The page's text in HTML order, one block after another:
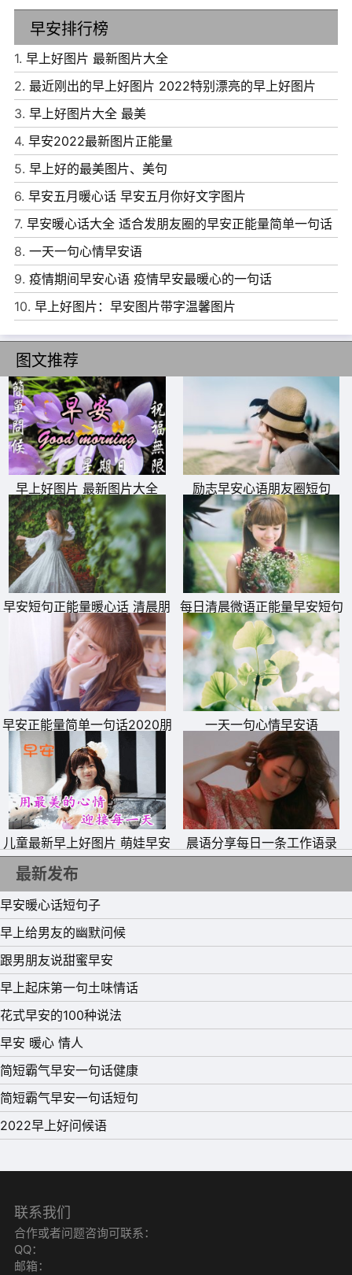
6、希望有一天你的笑容，全部发自内心。
7、别再为错过了什么而懊悔。你错过的人和事，别人才有
机会遇见，别人错过了，你才有机会拥有。人人都会错过，
人人都曾经错过，真正属于你的，永远不会错过。
8、我想将对你的感情，化作暖暖的阳光，期待那洒落的光
明能温暖你的心房。
9、让我们慢慢成为适合对方的人，手牵手走过属于我们的
春夏秋冬。
10、我们本是天堂的两棵树，相约来到尘世，你只在天堂耽
搁一天，我便已在人间苍老千年，只能用灵魂感觉你的春夏
秋冬。
11、幽怀情思送温馨，琴瑟箫笛绕梁音，情歌曲曲入画来，
素心傲雪古传今，冬寒尚未随冰去，早有佳音入君心。想
你，就在每一首乐曲里，吟唱着我今生的福分。
12、最好的时光，就是你喜欢我，我也喜欢你，可我们都还
没表白。
13、生活简单就迷人，人心简单就幸福。随着年龄的增大，
渐渐的也变得深沉起来，一切皆由心生，一切皆随心动，一
切皆附心往。眼不见心不烦。心存美好，则无可恼之事;心
存善良，则无可恨之人;心若简单，世间纷扰皆成空。
14、凌晨零一点，小雨下了一点，我把天空点了点，星星还
是有一点，空气里细密的相思点，是否连接了爱情的时间
点，亲爱的，能否点一点，幸福的笑脸。
15、我还是想不懂为何时光要让我们遇见爱上了却不能在一
起的人。
早安排行榜
1. 早上好图片 最新图片大全
2. 最近刚出的早上好图片 2022特别漂亮的早上好图片
3. 早上好图片大全 最美
4. 早安2022最新图片正能量
5. 早上好的最美图片、美句
6. 早安五月暖心话 早安五月你好文字图片
7. 早安暖心话大全 适合发朋友圈的早安正能量简单一句话
8. 一天一句心情早安语
9. 疫情期间早安心语 疫情早安最暖心的一句话
10. 早上好图片：早安图片带字温馨图片
图文推荐
早上好图片 最新图片大全 励志早安心语朋友圈短句
早安短句正能量暖心话 清晨朋
友圈励志语录
每日清晨微语正能量早安短句
早安正能量简单一句话2020朋
友圈
一天一句心情早安语
儿童最新早上好图片 萌娃早安
带字图片
晨语分享每日一条工作语录
最新发布
早安暖心话短句子
早上给男友的幽默问候
跟男朋友说甜蜜早安
早上起床第一句土味情话
花式早安的100种说法
早安 暖心 情人
简短霸气早安一句话健康
简短霸气早安一句话短句
2022早上好问候语
联系我们
合作或者问题咨询可联系：
QQ：
邮箱：